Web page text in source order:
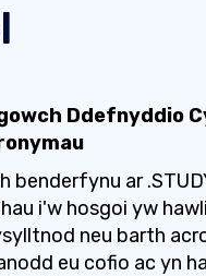
Ddefnyddio
benderfynu ar
i'w hosgoi yw
neu barth
eu cofio ac yn